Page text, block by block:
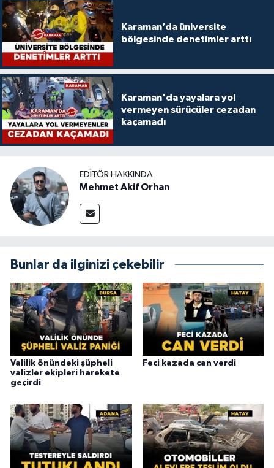
Karaman’da üniversite
bölgesinde denetimler arttı
Karaman'da yayalara yol
vermeyen sürücüler cezadan
kaçamadı
EDITÖR HAKKINDA
Mehmet Akif Orhan
Bunlar da ilginizi çekebilir
Valilik önündeki şüpheli
valizler ekipleri harekete
geçirdi
Feci kazada can verdi